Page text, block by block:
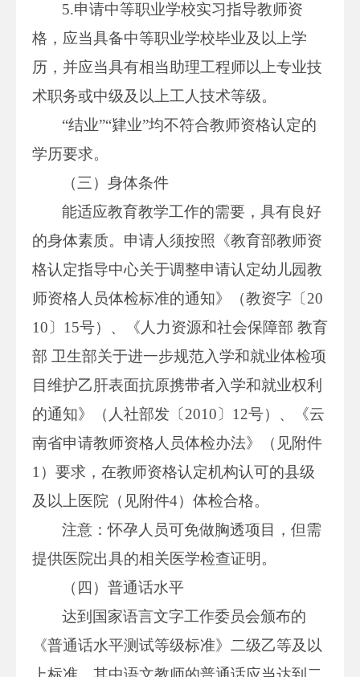
5.申请中等职业学校实习指导教师资
格，应当具备中等职业学校毕业及以上学
历，并应当具有相当助理工程师以上专业技
术职务或中级及以上工人技术等级。
“结业”“肄业”均不符合教师资格认定的
学历要求。
（三）身体条件
能适应教育教学工作的需要，具有良好
的身体素质。申请人须按照《教育部教师资
格认定指导中心关于调整申请认定幼儿园教
师资格人员体检标准的通知》（教资字〔20
10〕15号）、《人力资源和社会保障部 教育
部 卫生部关于进一步规范入学和就业体检项
目维护乙肝表面抗原携带者入学和就业权利
的通知》（人社部发〔2010〕12号）、《云
南省申请教师资格人员体检办法》（见附件
1）要求，在教师资格认定机构认可的县级
及以上医院（见附件4）体检合格。
注意：怀孕人员可免做胸透项目，但需
提供医院出具的相关医学检查证明。
（四）普通话水平
达到国家语言文字工作委员会颁布的
《普通话水平测试等级标准》二级乙等及以